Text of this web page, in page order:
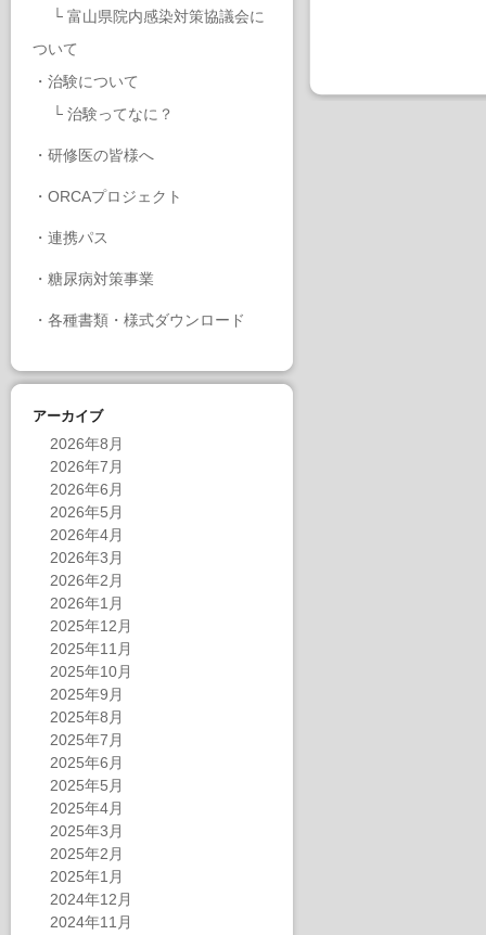
└ 富山県院内感染対策協議会に
ついて
・ 治験について
└ 治験ってなに？
・ 研修医の皆様へ
・ ORCAプロジェクト
・ 連携パス
・ 糖尿病対策事業
・ 各種書類・様式ダウンロード
アーカイブ
2026年8月
2026年7月
2026年6月
2026年5月
2026年4月
2026年3月
2026年2月
2026年1月
2025年12月
2025年11月
2025年10月
2025年9月
2025年8月
2025年7月
2025年6月
2025年5月
2025年4月
2025年3月
2025年2月
2025年1月
2024年12月
2024年11月